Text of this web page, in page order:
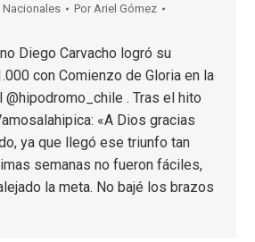
Por Ariel Gómez
Diego Carvacho logró su
con Comienzo de Gloria en la
@hipodromo_chile . Tras el hito
«A Dios gracias
ya que llegó ese triunfo tan
semanas no fueron fáciles,
la meta. No bajé los brazos